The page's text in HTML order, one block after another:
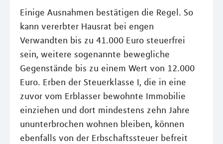
Einige Ausnahmen bestätigen die Regel. So
kann vererbter Hausrat bei engen
Verwandten bis zu 41.000 Euro steuerfrei
sein, weitere sogenannte bewegliche
Gegenstände bis zu einem Wert von 12.000
Euro. Erben der Steuerklasse I, die in eine
zuvor vom Erblasser bewohnte Immobilie
einziehen und dort mindestens zehn Jahre
ununterbrochen wohnen bleiben, können
ebenfalls von der Erbschaftssteuer befreit